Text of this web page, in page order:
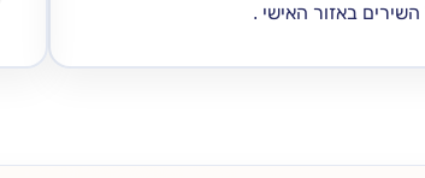
השירים באזור האישי .